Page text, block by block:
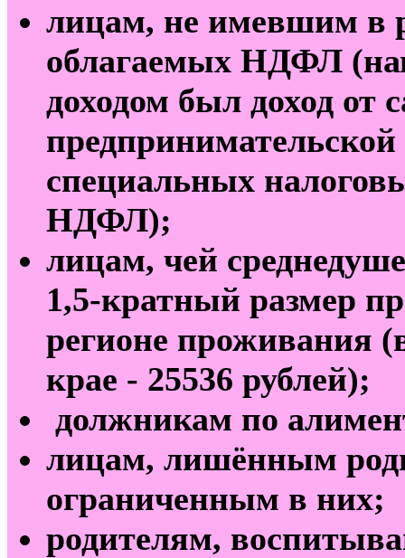
лицам, не имевшим в
облагаемых НДФЛ
доходом был доход от
предпринимательской
специальных
НДФЛ);
лицам, чей
1,5-кратный размер
регионе проживания
крае - 25536 рублей);
должникам по
лицам, лишённым
ограниченным в них;
родителям,